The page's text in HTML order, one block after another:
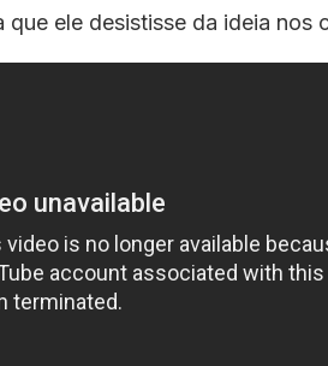
que ele desistisse da ideia nos